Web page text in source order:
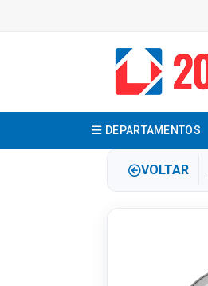
DEPARTAMENTOS
VOLTAR